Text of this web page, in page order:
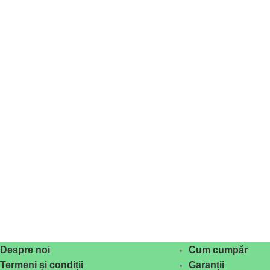
Despre noi
Termeni și condiții
Cum cumpăr
Garanții